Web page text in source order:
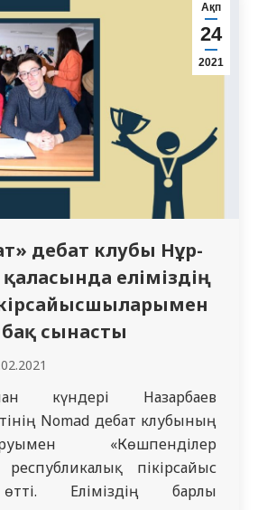
Ақп
24
2021
дебат клубы Нұр-
еліміздің
бақ сынасты
күндері Назарбаев
Nomad дебат клубының
«Көшпенділер
пікірсайыс
Еліміздің барлық